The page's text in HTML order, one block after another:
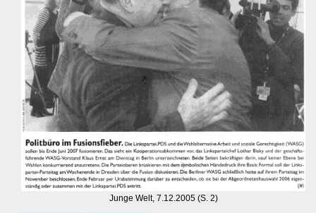
Junge Welt, 7.12.2005 (S. 2)